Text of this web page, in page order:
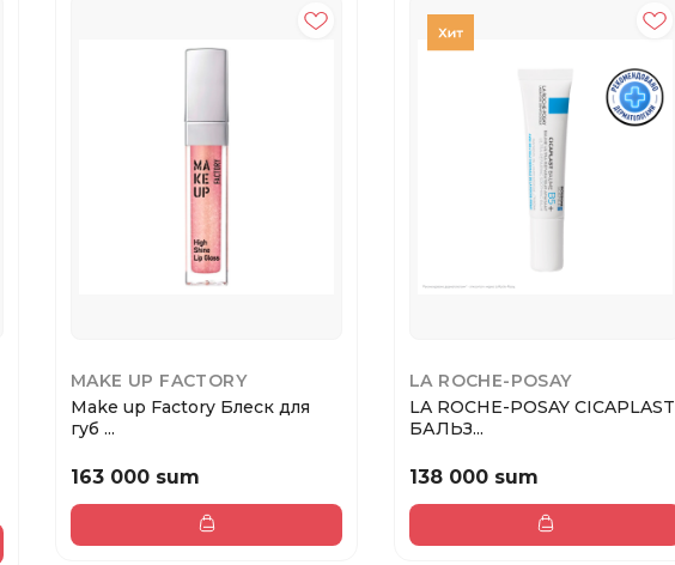
MAKE UP FACTORY
Make up Factory Блеск для
губ ...
163 000 sum
LA ROCHE-POSAY
LA ROCHE-POSAY CICAPLAST
БАЛЬЗ...
138 000 sum